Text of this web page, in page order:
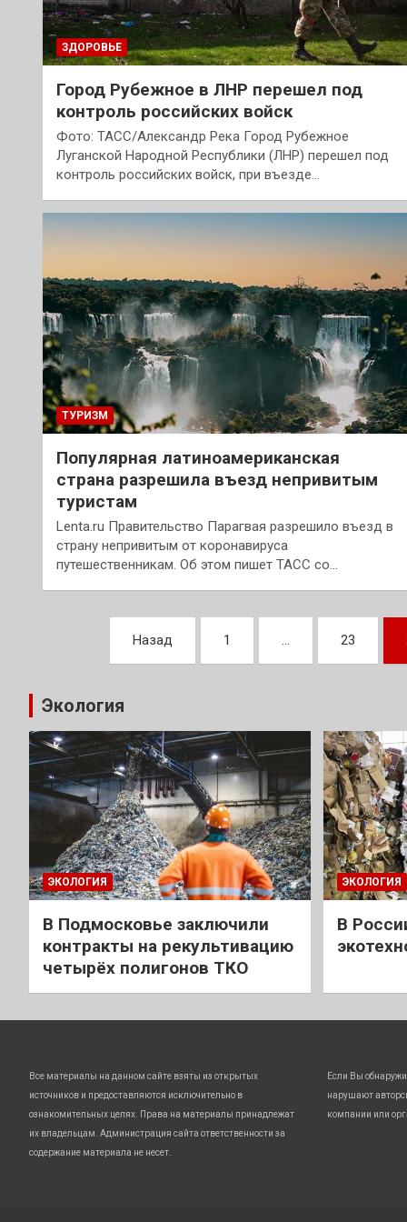
ЗДОРОВЬЕ
Город Рубежное в ЛНР перешел под
контроль российских войск
Фото: ТАСС/Александр Река Город Рубежное
Луганской Народной Республики (ЛНР) перешел под
контроль российских войск, при въезде…
ТУРИЗМ
Популярная латиноамериканская
страна разрешила въезд непривитым
туристам
Lenta.ru Правительство Парагвая разрешило въезд в
страну непривитым от коронавируса
путешественникам. Об этом пишет ТАСС со…
Пагинация
записей
Назад 1 … 23
Экология
ЭКОЛОГИЯ
В Подмосковье заключили
контракты на рекультивацию
четырёх полигонов ТКО
ЭКОЛОГИЯ
В
Все материалы на данном сайте взяты из открытых
источников и предоставляются исключительно в
ознакомительных целях. Права на материалы принадлежат
их владельцам. Администрация сайта ответственности за
содержание материала не несет.
Если Вы
нарушают
компании или